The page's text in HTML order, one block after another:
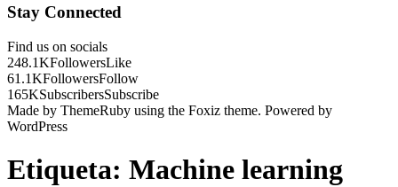
Stay Connected
Find us on socials
248.1KFollowersLike
61.1KFollowersFollow
165KSubscribersSubscribe
Made by ThemeRuby using the Foxiz theme. Powered by
WordPress
Etiqueta: Machine learning